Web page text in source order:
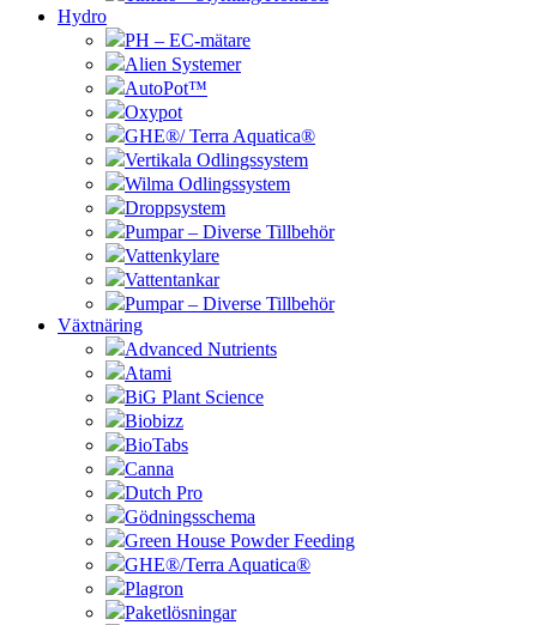
Hydro
PH – EC-mätare
Alien Systemer
AutoPot™
Oxypot
GHE®/ Terra Aquatica®
Vertikala Odlingssystem
Wilma Odlingssystem
Droppsystem
Pumpar – Diverse Tillbehör
Vattenkylare
Vattentankar
Pumpar – Diverse Tillbehör
Växtnäring
Advanced Nutrients
Atami
BiG Plant Science
Biobizz
BioTabs
Canna
Dutch Pro
Gödningsschema
Green House Powder Feeding
GHE®/Terra Aquatica®
Plagron
Paketlösningar